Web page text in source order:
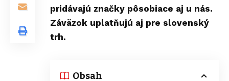
pridávajú značky pôsobiace aj u nás.
Záväzok uplatňujú aj pre slovenský
trh.
Obsah